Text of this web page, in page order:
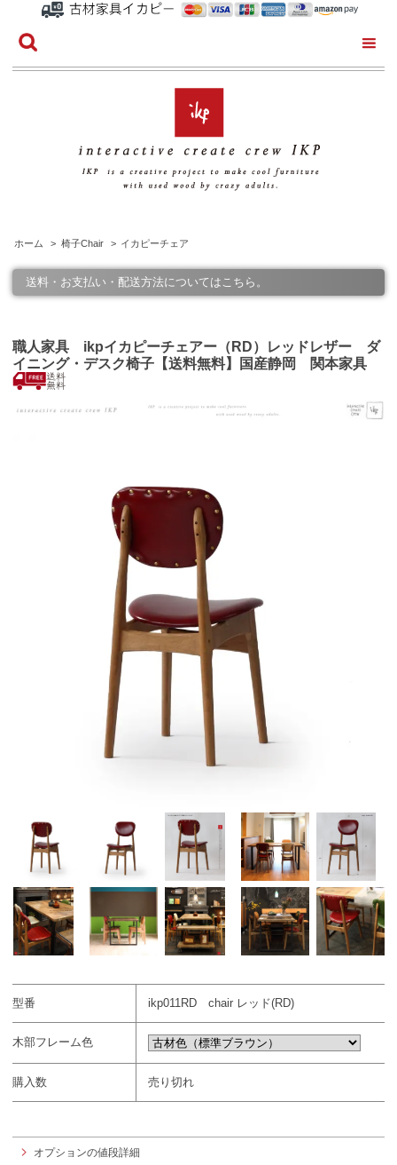
ホーム > 椅子Chair > イカピーチェア
送料・お支払い・配送方法についてはこちら。
職人家具 ikpイカピーチェアー（RD）レッドレザー ダ
イニング・デスク椅子【送料無料】国産静岡 関本家具
型番 ikp011RD chair レッド(RD)
木部フレーム色
購入数 売り切れ
オプションの値段詳細